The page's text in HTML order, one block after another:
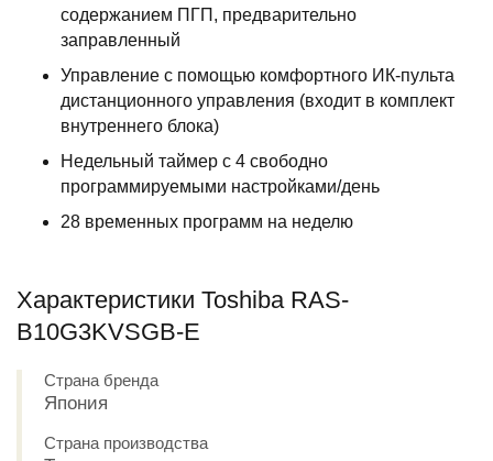
содержанием ПГП, предварительно
заправленный
Управление с помощью комфортного ИК-пульта
дистанционного управления (входит в комплект
внутреннего блока)
Недельный таймер с 4 свободно
программируемыми настройками/день
28 временных программ на неделю
Характеристики Toshiba RAS-
B10G3KVSGB-E
Страна бренда
Япония
Страна производства